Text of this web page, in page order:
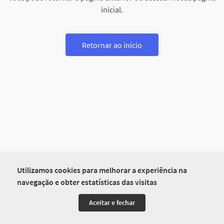
Utilizamos cookies para melhorar a experiência na
navegação e obter estatísticas das visitas
Aceitar e fechar
inicial.
Retornar ao início